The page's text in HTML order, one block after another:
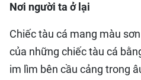
Nơi người ta ở lại
Chiếc tàu cá mang màu
của những chiếc tàu cá
im lìm bên cầu cảng trong